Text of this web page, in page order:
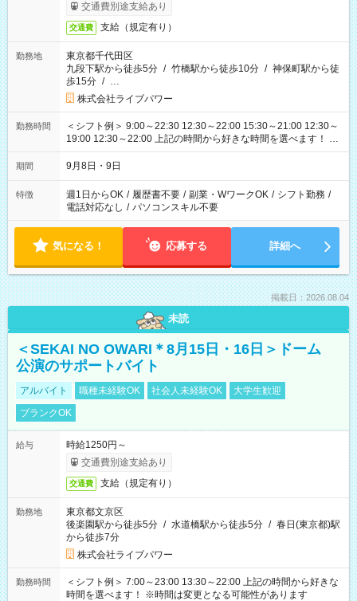
交通費別途支給あり
交通費 支給（規定有り）
勤務地
東京都千代田区
九段下駅から徒歩5分 / 竹橋駅から徒歩10分 / 神保町駅から徒
歩15分 / …
株式会社ライブパワー
勤務時間
＜シフト例＞ 9:00～22:30 12:30～22:00 15:30～21:00 12:30～
19:00 12:30～22:00 上記の時間から好きな時間を選べます！ ※
時間は変更となる可能性があります
期間 9月8日・9日
特徴 週1日からOK / 履歴書不要 / 副業・WワークOK / シフト勤務 /
電話対応なし / パソコンスキル不要
気になる！ 応募する 詳細へ
掲載日：2026.08.04
未読
＜SEKAI NO OWARI＊8月15日・16日＞ドーム
公演のサポートバイト
アルバイト 職種未経験OK 社会人未経験OK
大学生歓迎
ブランクOK
給与
時給1250円～
交通費別途支給あり
交通費 支給（規定有り）
勤務地
東京都文京区
後楽園駅から徒歩5分 / 水道橋駅から徒歩5分 / 春日(東京都)駅
から徒歩7分
株式会社ライブパワー
勤務時間
＜シフト例＞ 7:00～23:00 13:30～22:00 上記の時間から好きな
時間を選べます！ ※時間は変更となる可能性があります